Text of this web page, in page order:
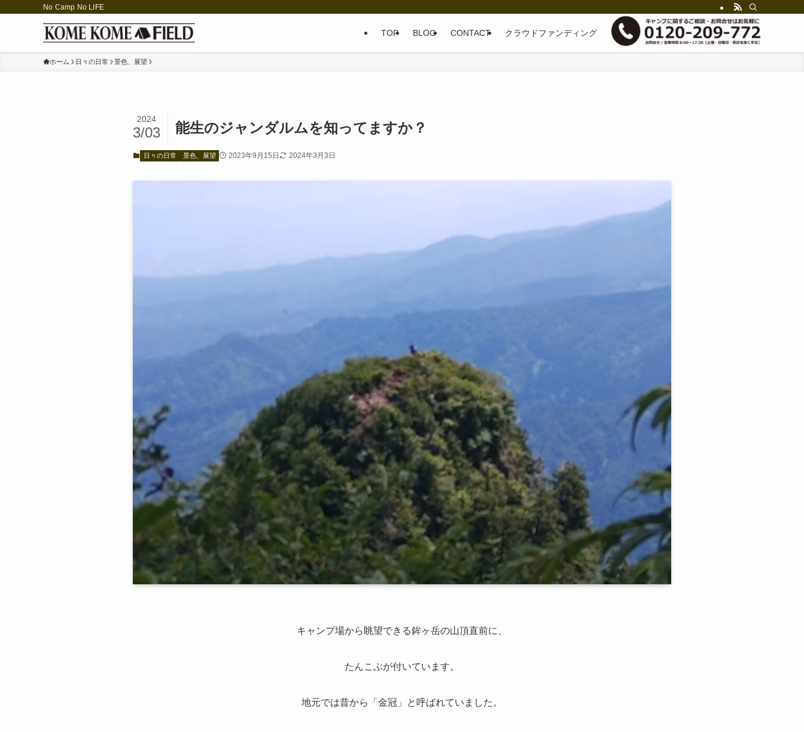
No Camp No LIFE
TOP BLOG CONTACT クラウドファンディング
ホーム 日々の日常 景色、展望
能生のジャンダルムを知ってますか？
2024
3/03
日々の日常 景色、展望 2023年9月15日 2024年3月3日
キャンプ場から眺望できる鉾ヶ岳の山頂直前に、
たんこぶが付いています。
地元では昔から「金冠」と呼ばれていました。